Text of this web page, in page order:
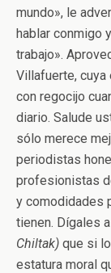
mundo», le
hablar conmigo
trabajo».
Villafuerte,
con regocijo
diario. Salude
sólo merece
periodistas
profesionistas
y comodidades
tienen. Dígales
Chiltak) que si
estatura moral